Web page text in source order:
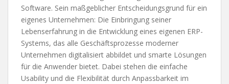
Software. Sein maßgeblicher Entscheidungsgrund für ein
eigenes Unternehmen: Die Einbringung seiner
Lebenserfahrung in die Entwicklung eines eigenen ERP-
Systems, das alle Geschäftsprozesse moderner
Unternehmen digitalisiert abbildet und smarte Lösungen
für die Anwender bietet. Dabei stehen die einfache
Usability und die Flexibilität durch Anpassbarkeit im